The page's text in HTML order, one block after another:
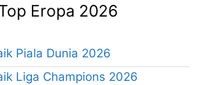
Eropa 2026
Piala Dunia 2026
Liga Champions 2026